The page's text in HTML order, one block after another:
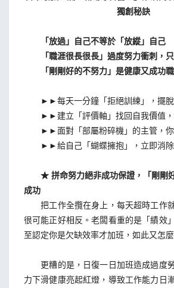
獨創秘訣
「放過」自己不等於「放縱」自己
「職涯很長很長」過度努力衝刺，
「剛剛好的不努力」是健康又成功
►►每天一分鐘「拒絕訓練」，擺脫
►►建立「評價軸」找回自我價值，
►►面對「部屬粉碎機」的主管，你
►►給自己「蝴蝶擁抱」，立即消除
★ 拼命努力絕非成功保證，「剛剛
成功
把工作全攬在身上，每天超時工作
很可能正好相反。老闆看重的是「績效
至認定你是欠缺效率才加班，如此又怎
更糟的是，日復一日加班造成過度
力下滑健康亮起紅燈，導致工作能力日